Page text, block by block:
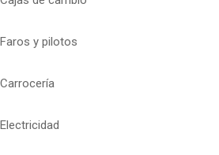
Faros y pilotos
Carrocería
Electricidad